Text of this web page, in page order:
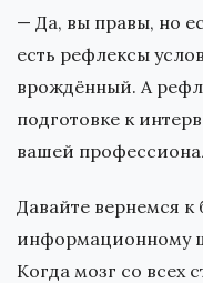
— Да, вы правы, но
есть рефлексы
врождённый. А
подготовке к
вашей
Давайте вернемся к
информационному
Когда мозг со всех